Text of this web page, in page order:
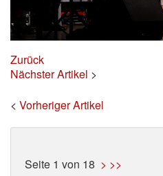
Zurück
Nächster Artikel >
< Vorheriger Artikel
Seite 1 von 18 > >>